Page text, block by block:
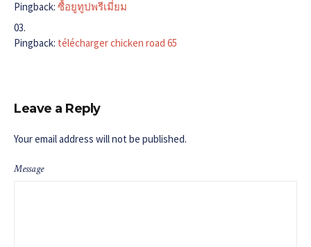
Pingback: ซื้อยูทูปพรีเมี่ยม
Pingback: télécharger chicken road 65
Leave a Reply
Your email address will not be published.
Message